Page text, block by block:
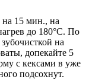
на 15 мин., на
до 180°C. По
на
допекайте 5
с кексами в уже
подсохнут.